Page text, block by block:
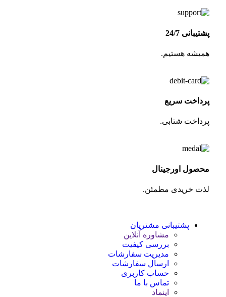
پشتیبانی 24/7
همیشه هستیم.
پرداخت سریع
پرداخت شتابی.
محصول اورجینال
لذت خریدی مطمئن.
پشتیبانی مشتریان
مشاوره آنلاین
بررسی کیفیت
مدیریت سفارشات
ارسال سفارشات
حساب کاربری
تماس با ما
اینماد